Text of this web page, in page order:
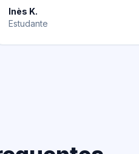
Inès K.
Estudante